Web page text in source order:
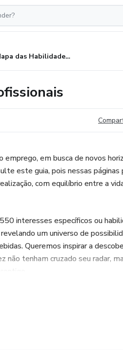
Mapa das Habilidades e Interesses Profissionais
em busca de novos
este guia, pois nessas
com equilíbrio entre a
interesses específicos ou
um universo de
Queremos inspirar a
não tenham cruzado seu radar,